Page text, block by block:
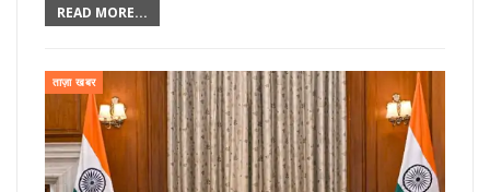
READ MORE...
ताज़ा खबर